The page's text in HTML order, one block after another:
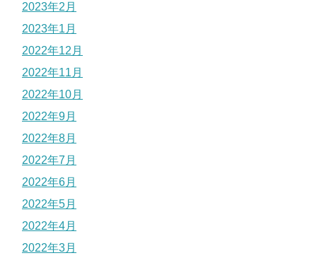
2023年2月
2023年1月
2022年12月
2022年11月
2022年10月
2022年9月
2022年8月
2022年7月
2022年6月
2022年5月
2022年4月
2022年3月